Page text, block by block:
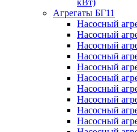
кВт)
Агрегаты БГ11
Насосный
Насосный
Насосный
Насосный
Насосный
Насосный
Насосный
Насосный
Насосный
Насосный